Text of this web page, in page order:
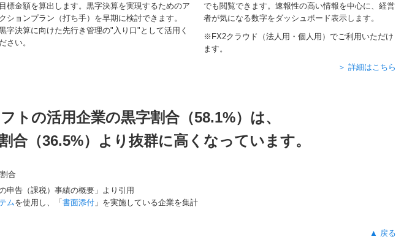
目標金額を算出します。黒字決算を実現するためのア
クションプラン（打ち手）を早期に検討できます。
字決算に向けた先行き管理の"入り口"として活用く
ださい。
でも閲覧できます。速報性の高い情報を中心に、経営
者が気になる数字をダッシュボード表示します。
※FX2クラウド（法人用・個人用）でご利用いただけ
ます。
＞ 詳細はこちら
トの活用企業の黒字割合（58.1%）は、
合（36.5%）より抜群に高くなっています。
告（課税）事績の概要」より引用
ムを使用し、「 書面添付」を実施している企業を集計
▲ 戻る